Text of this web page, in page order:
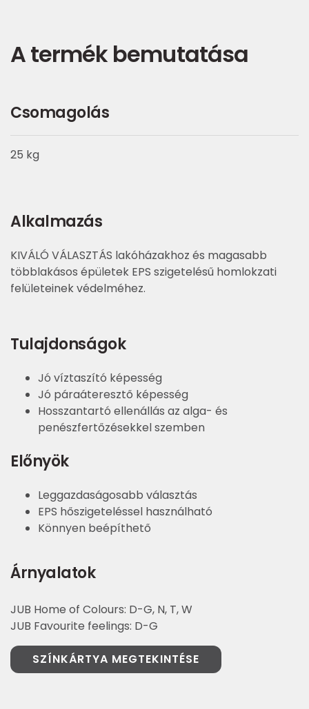
A termék bemutatása
Csomagolás
25 kg
Alkalmazás
KIVÁLÓ VÁLASZTÁS lakóházakhoz és magasabb
többlakásos épületek EPS szigetelésű homlokzati
felületeinek védelméhez.
Tulajdonságok
Jó víztaszító képesség
Jó páraáteresztő képesség
Hosszantartó ellenállás az alga- és
penészfertőzésekkel szemben
Előnyök
Leggazdaságosabb választás
EPS hőszigeteléssel használható
Könnyen beépíthető
Árnyalatok
JUB Home of Colours: D-G, N, T, W
JUB Favourite feelings: D-G
SZÍNKÁRTYA MEGTEKINTÉSE